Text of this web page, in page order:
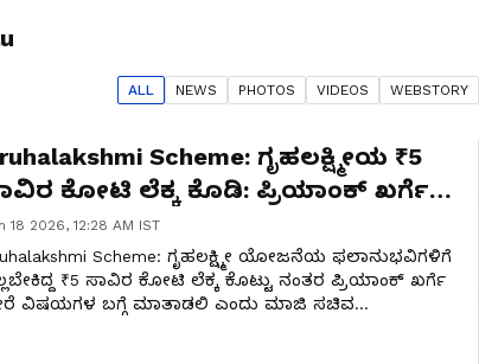
ALL NEWS PHOTOS VIDEOS WEBSTORY
Scheme: ಗೃಹಲಕ್ಷ್ಮೀಯ ₹5
ಕೋಟಿ ಲೆಕ್ಕ ಕೊಡಿ: ಪ್ರಿಯಾಂಕ್ ಖರ್ಗೆಗೆ
ಸವಾಲ್
18 2026, 12:28 AM IST
Scheme: ಗೃಹಲಕ್ಷ್ಮೀ ಯೋಜನೆಯ ಫಲಾನುಭವಿಗಳಿಗೆ
₹5 ಸಾವಿರ ಕೋಟಿ ಲೆಕ್ಕ ಕೊಟ್ಟು ನಂತರ ಪ್ರಿಯಾಂಕ್‌ ಖರ್ಗೆ
ವಿಷಯಗಳ ಬಗ್ಗೆ ಮಾತಾಡಲಿ ಎಂದು ಮಾಜಿ ಸಚಿವ